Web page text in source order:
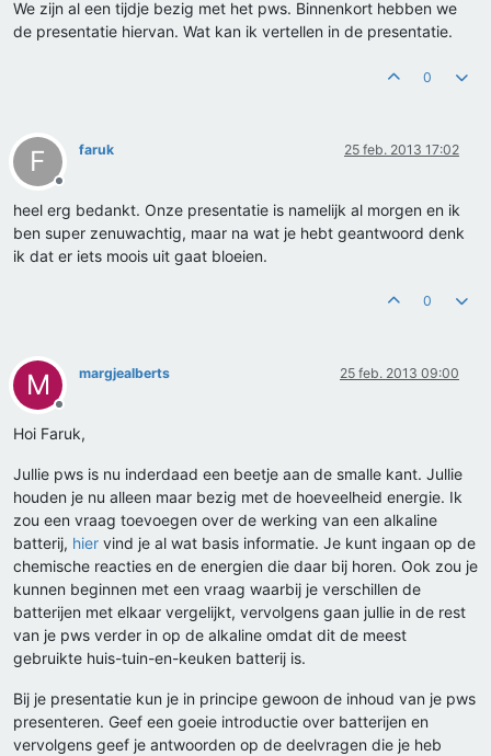
We zijn al een tijdje bezig met het pws. Binnenkort hebben we
de presentatie hiervan. Wat kan ik vertellen in de presentatie.
0
F
Offline
faruk 25 feb. 2013 17:02
heel erg bedankt. Onze presentatie is namelijk al morgen en ik
ben super zenuwachtig, maar na wat je hebt geantwoord denk
ik dat er iets moois uit gaat bloeien.
0
M
Offline
margjealberts 25 feb. 2013 09:00
Hoi Faruk,
Jullie pws is nu inderdaad een beetje aan de smalle kant. Jullie
houden je nu alleen maar bezig met de hoeveelheid energie. Ik
zou een vraag toevoegen over de werking van een alkaline
batterij, hier vind je al wat basis informatie. Je kunt ingaan op de
chemische reacties en de energien die daar bij horen. Ook zou je
kunnen beginnen met een vraag waarbij je verschillen de
batterijen met elkaar vergelijkt, vervolgens gaan jullie in de rest
van je pws verder in op de alkaline omdat dit de meest
gebruikte huis-tuin-en-keuken batterij is.
Bij je presentatie kun je in principe gewoon de inhoud van je pws
presenteren. Geef een goeie introductie over batterijen en
vervolgens geef je antwoorden op de deelvragen die je heb